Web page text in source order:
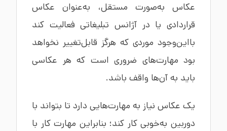
عکاس به‌صورت مستقل، به‌عنوان عکاس
قراردادی یا در آژانس تبلیغاتی فعالیت کند
بااین‌وجود موردی که هرگز قابل‌تغییر نخواهد
بود مهارت‌های ضروری است که هر عکاسی
باید به آن‌ها واقف باشد.
یک عکاس نیاز به مهارت‌هایی دارد تا بتواند با
دوربین به‌خوبی کار کند؛ بنابراین مهارت کار با